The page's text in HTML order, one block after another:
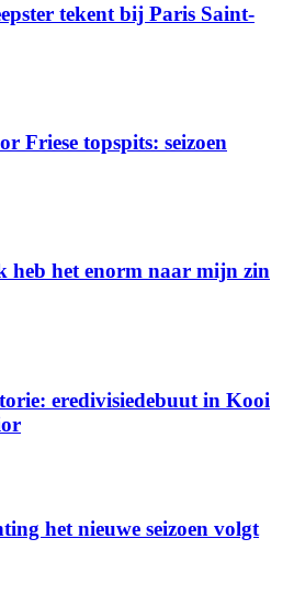
tekent bij Paris Saint-
Friese topspits: seizoen
heb het enorm naar mijn zin
eredivisiedebuut in Kooi
het nieuwe seizoen volgt